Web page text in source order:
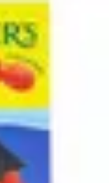
Conseils